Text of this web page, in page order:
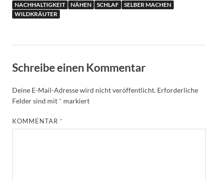
NACHHALTIGKEIT
NÄHEN SCHLAF
SELBER MACHEN
WILDKRÄUTER
Schreibe einen Kommentar
Deine E-Mail-Adresse wird nicht veröffentlicht. Erforderliche
Felder sind mit * markiert
KOMMENTAR *